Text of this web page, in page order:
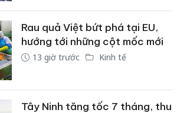
Rau quả Việt bứt phá tại EU,
hướng tới những cột mốc mới
13 giờ trước Kinh tế
Tây Ninh tăng tốc 7 tháng, thu